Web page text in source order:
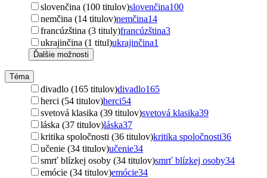
slovenčina (100 titulov)slovenčina100
nemčina (14 titulov)nemčina14
francúzština (3 tituly)francúzština3
ukrajinčina (1 titul)ukrajinčina1
Ďalšie možnosti
Téma
divadlo (165 titulov)divadlo165
herci (54 titulov)herci54
svetová klasika (39 titulov)svetová klasika39
láska (37 titulov)láska37
kritika spoločnosti (36 titulov)kritika spoločnosti36
učenie (34 titulov)učenie34
smrť blízkej osoby (34 titulov)smrť blízkej osoby34
emócie (34 titulov)emócie34